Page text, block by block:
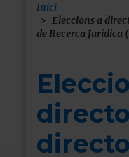
Fil
d'ariadna
Inici
Eleccions a
de Recerca Jurídica